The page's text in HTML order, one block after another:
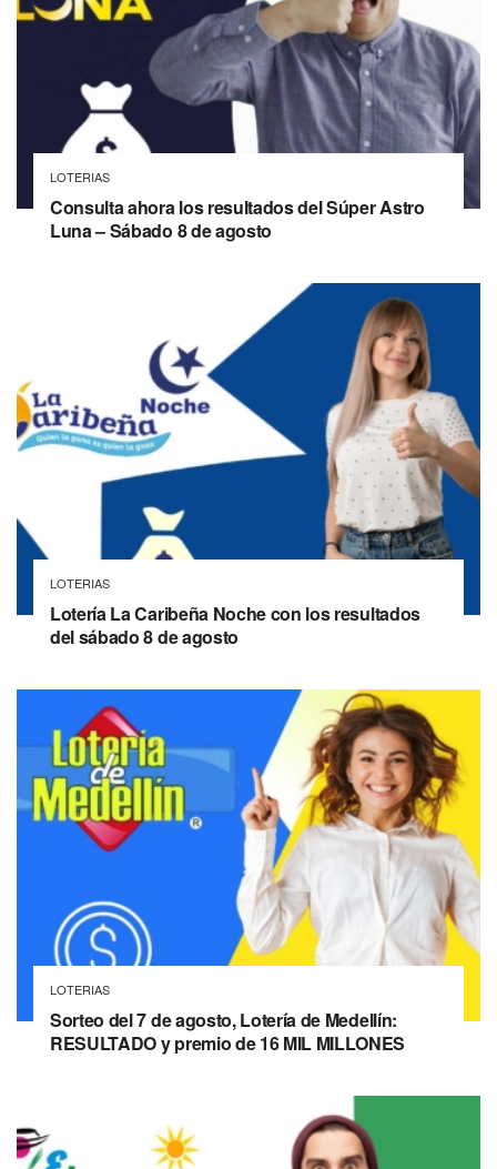
LOTERIAS
Consulta ahora los resultados del Súper Astro
Luna – Sábado 8 de agosto
LOTERIAS
Lotería La Caribeña Noche con los resultados
del sábado 8 de agosto
LOTERIAS
Sorteo del 7 de agosto, Lotería de Medellín:
RESULTADO y premio de 16 MIL MILLONES